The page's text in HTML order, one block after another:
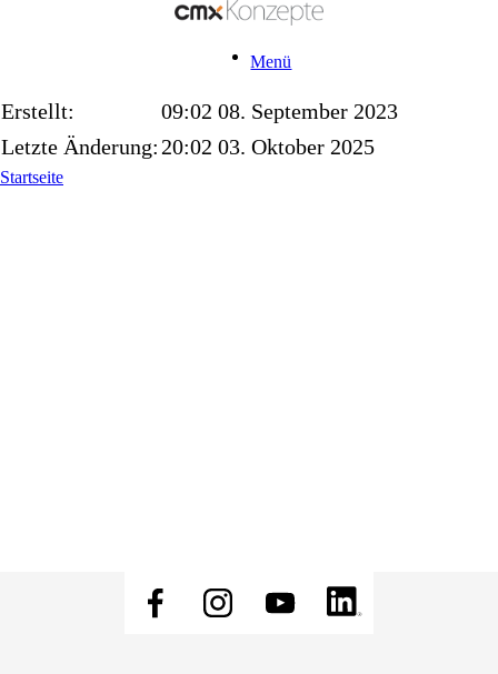
Menü
Erstellt:
09:02 08. September 2023
Letzte Änderung: 20:02 03. Oktober 2025
Startseite